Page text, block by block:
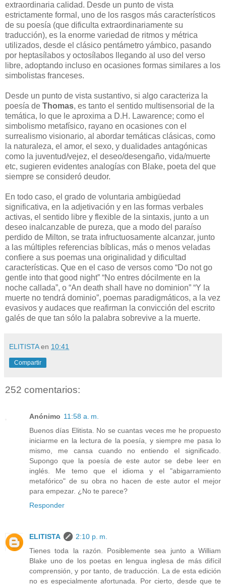
extraordinaria calidad. Desde un punto de vista
estrictamente formal, uno de los rasgos más característicos
de su poesía (que dificulta extraordinariamente su
traducción), es la enorme variedad de ritmos y métrica
utilizados, desde el clásico pentámetro yámbico, pasando
por heptasílabos y octosílabos llegando al uso del verso
libre, adoptando incluso en ocasiones formas similares a los
simbolistas franceses.
Desde un punto de vista sustantivo, si algo caracteriza la
poesía de Thomas, es tanto el sentido multisensorial de la
temática, lo que le aproxima a D.H. Lawarence; como el
simbolismo metafísico, rayano en ocasiones con el
surrealismo visionario, al abordar temáticas clásicas, como
la naturaleza, el amor, el sexo, y dualidades antagónicas
como la juventud/vejez, el deseo/desengaño, vida/muerte
etc, sugieren evidentes analogías con Blake, poeta del que
siempre se consideró deudor.
En todo caso, el grado de voluntaria ambigüedad
significativa, en la adjetivación y en las formas verbales
activas, el sentido libre y flexible de la sintaxis, junto a un
deseo inalcanzable de pureza, que a modo del paraíso
perdido de Milton, se trata infructuosamente alcanzar, junto
a las múltiples referencias bíblicas, más o menos veladas
confiere a sus poemas una originalidad y dificultad
características. Que en el caso de versos como “Do not go
gentle into that good night” “No entres dócilmente en la
noche callada”, o “An death shall have no dominion” “Y la
muerte no tendrá dominio”, poemas paradigmáticos, a la vez
evasivos y audaces que reafirman la convicción del escrito
galés de que tan sólo la palabra sobrevive a la muerte.
ELITISTA en 10:41
Compartir
252 comentarios:
Anónimo 11:58 a. m.
Buenos días Elitista. No se cuantas veces me he propuesto
iniciarme en la lectura de la poesía, y siempre me pasa lo
mismo, me cansa cuando no entiendo el significado.
Supongo que la poesía de este autor se debe leer en
inglés. Me temo que el idioma y el "abigarramiento
metafórico" de su obra no hacen de este autor el mejor
para empezar. ¿No te parece?
Responder
ELITISTA
2:10 p. m.
Tienes toda la razón. Posiblemente sea junto a William
Blake uno de los poetas en lengua inglesa de más difícil
comprensión, y por tanto, de traducción. La de esta edición
no es especialmente afortunada. Por cierto, desde que te